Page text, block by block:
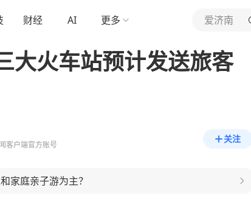
财经 AI 更多 爱济南
大火车站预计发送旅客
客户端官方账号
关注
家庭亲子游为主？